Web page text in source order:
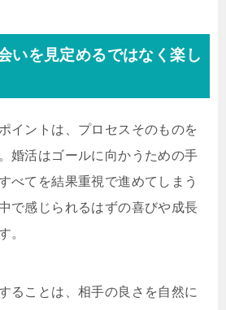
を見定めるではなく楽し
イントは、プロセスそのものを
婚活はゴールに向かうための手
べてを結果重視で進めてしまう
で感じられるはずの喜びや成長
。
ることは、相手の良さを自然に